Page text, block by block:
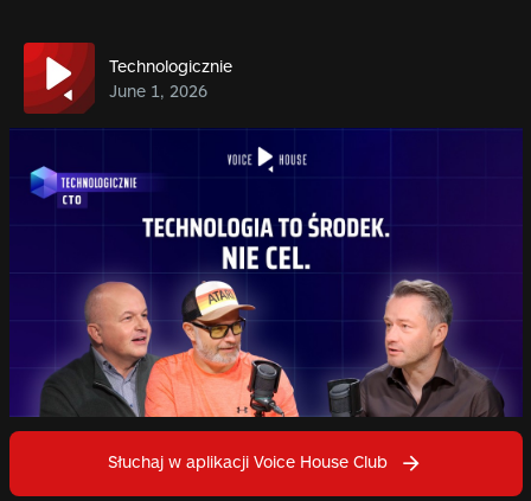
Technologicznie
June 1, 2026
Słuchaj w aplikacji Voice House Club